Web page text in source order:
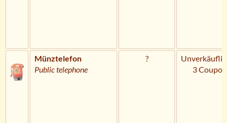
Münztelefon
Public telephone
?
3